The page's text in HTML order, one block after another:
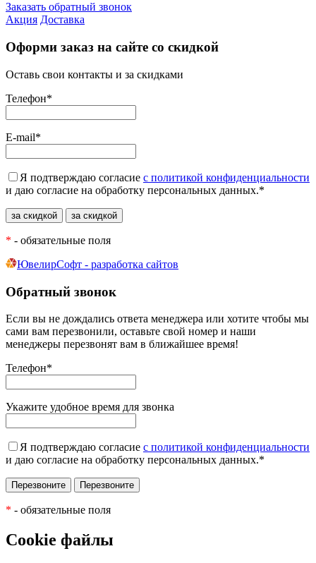
Заказать обратный звонок
Акция Доставка
Оформи заказ на сайте со скидкой
Оставь свои контакты и за скидками
Телефон*
E-mail*
Я подтверждаю согласие с политикой конфиденциальности
и даю согласие на обработку персональных данных.*
* - обязательные поля
ЮвелирСофт - разработка сайтов
Обратный звонок
Если вы не дождались ответа менеджера или хотите чтобы мы
сами вам перезвонили, оставьте свой номер и наши
менеджеры перезвонят вам в ближайшее время!
Телефон*
Укажите удобное время для звонка
Я подтверждаю согласие с политикой конфиденциальности
и даю согласие на обработку персональных данных.*
* - обязательные поля
Cookie файлы